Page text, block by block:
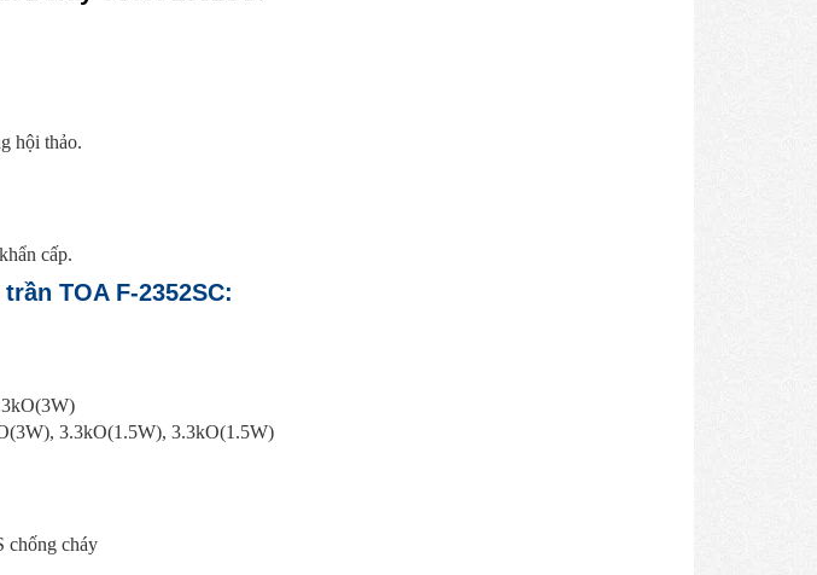
hội thảo.
cấp.
TOA F-2352SC:
3.3kO(1.5W), 3.3kO(1.5W)
chống cháy